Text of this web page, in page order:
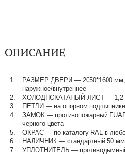
ОПИСАНИЕ
РАЗМЕР ДВЕРИ — 2050*1600 мм,
наружное/внутреннее
ХОЛОДНОКАТАНЫЙ ЛИСТ — 1,2
ПЕТЛИ — на опорном
ЗАМОК — противопожарный
черного цвета
ОКРАС — по каталогу RAL в
НАЛИЧНИК — стандартный 50 мм
УПЛОТНИТЕЛЬ — противодымный